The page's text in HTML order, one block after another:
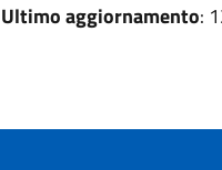
Ultimo aggiornamento: